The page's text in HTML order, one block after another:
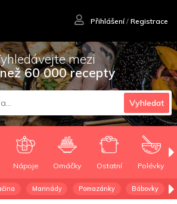
Přihlášení/ Registrace
mezi
60 000 recepty
Vyhledat
Nápoje Omáčky Ostatní Polévky
Marinády Pomazánky Bábovky